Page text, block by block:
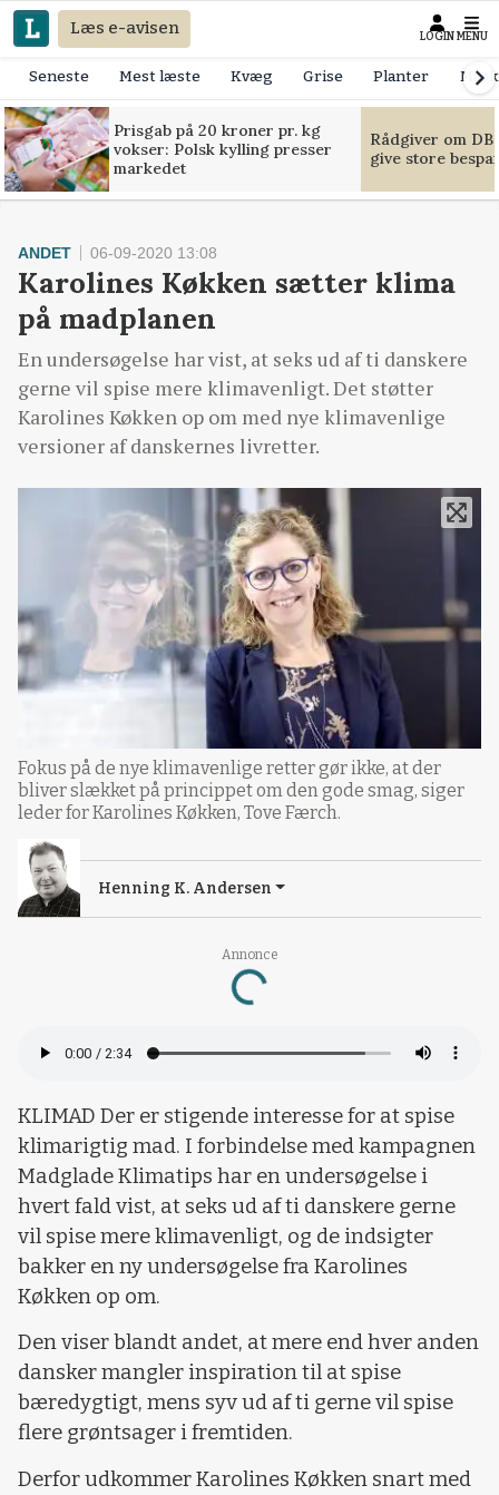
Læs e-avisen LOGIN MENU
Seneste Mest læste Kvæg Grise Planter
Prisgab på 20 kroner pr. kg
vokser: Polsk kylling presser
markedet
Rådgiver om
give store
Annonce
Loading...
ANDET 06-09-2020 13:08
Karolines Køkken sætter klima
på madplanen
En undersøgelse har vist, at seks ud af ti danskere
gerne vil spise mere klimavenligt. Det støtter
Karolines Køkken op om med nye klimavenlige
versioner af danskernes livretter.
Fokus på de nye klimavenlige retter gør ikke, at der
bliver slækket på princippet om den gode smag, siger
leder for Karolines Køkken, Tove Færch.
Henning K. Andersen
KLIMAD Der er stigende interesse for at spise
klimarigtig mad. I forbindelse med kampagnen
Madglade Klimatips har en undersøgelse i
hvert fald vist, at seks ud af ti danskere gerne
vil spise mere klimavenligt, og de indsigter
bakker en ny undersøgelse fra Karolines
Køkken op om.
Den viser blandt andet, at mere end hver anden
dansker mangler inspiration til at spise
bæredygtigt, mens syv ud af ti gerne vil spise
flere grøntsager i fremtiden.
Derfor udkommer Karolines Køkken snart med